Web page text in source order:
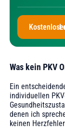
Was kein PKV
Ein
individuellen
denen ich
keinen